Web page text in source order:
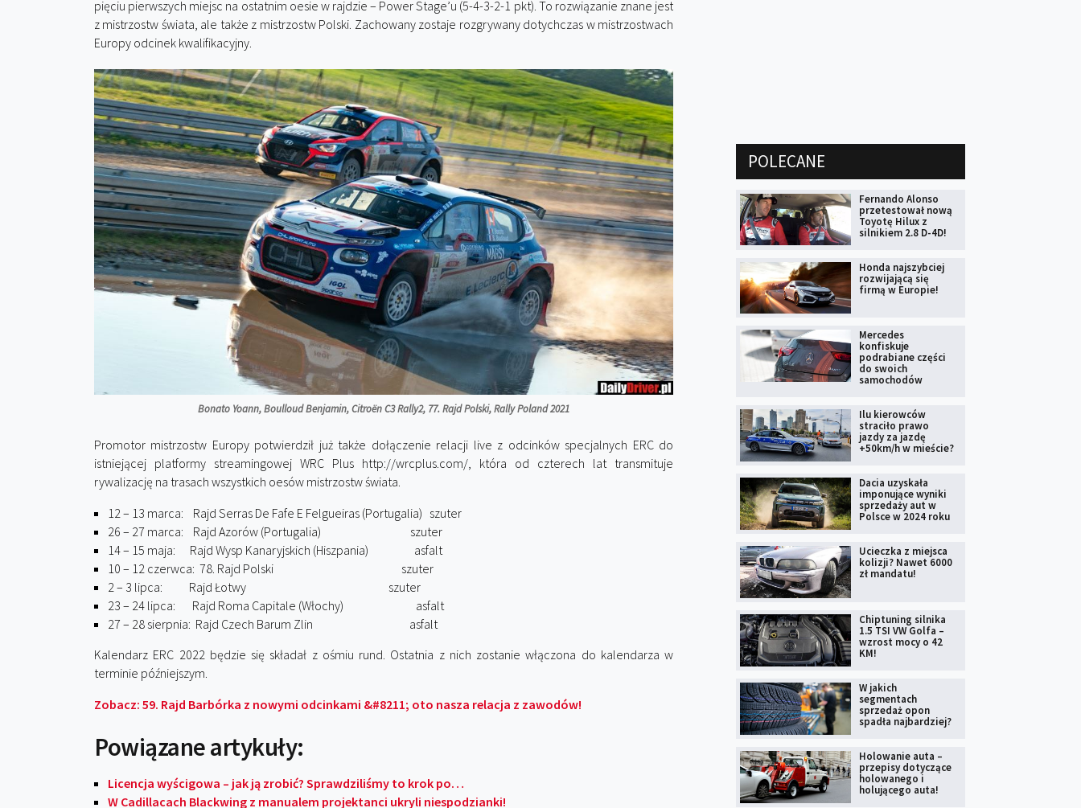
pięciu pierwszych miejsc na ostatnim oesie w rajdzie – Power Stage’u (5-4-3-2-1 pkt). To rozwiązanie znane jest
z mistrzostw świata, ale także z mistrzostw Polski. Zachowany zostaje rozgrywany dotychczas w mistrzostwach
Europy odcinek kwalifikacyjny.
Bonato Yoann, Boulloud Benjamin, Citroën C3 Rally2, 77. Rajd Polski, Rally Poland 2021
Promotor mistrzostw Europy potwierdził już także dołączenie relacji live z odcinków specjalnych ERC do
istniejącej platformy streamingowej WRC Plus http://wrcplus.com/, która od czterech lat transmituje
rywalizację na trasach wszystkich oesów mistrzostw świata.
12 – 13 marca: Rajd Serras De Fafe E Felgueiras (Portugalia) szuter
26 – 27 marca: Rajd Azorów (Portugalia) szuter
14 – 15 maja: Rajd Wysp Kanaryjskich (Hiszpania) asfalt
10 – 12 czerwca: 78. Rajd Polski szuter
2 – 3 lipca: Rajd Łotwy szuter
23 – 24 lipca: Rajd Roma Capitale (Włochy) asfalt
27 – 28 sierpnia: Rajd Czech Barum Zlin asfalt
Kalendarz ERC 2022 będzie się składał z ośmiu rund. Ostatnia z nich zostanie włączona do kalendarza w
terminie późniejszym.
Zobacz: 59. Rajd Barbórka z nowymi odcinkami &#8211; oto nasza relacja z zawodów!
Powiązane artykuły:
Licencja wyścigowa – jak ją zrobić? Sprawdziliśmy to krok po…
W Cadillacach Blackwing z manualem projektanci ukryli niespodzianki!
POLECANE
Fernando Alonso
przetestował nową
Toyotę Hilux z
silnikiem 2.8 D-4D!
Honda najszybciej
rozwijającą się
firmą w Europie!
Mercedes
konfiskuje
podrabiane części
do swoich
samochodów
Ilu kierowców
straciło prawo
jazdy za jazdę
+50km/h w mieście?
Dacia uzyskała
imponujące wyniki
sprzedaży aut w
Polsce w 2024 roku
Ucieczka z miejsca
kolizji? Nawet 6000
zł mandatu!
Chiptuning silnika
1.5 TSI VW Golfa –
wzrost mocy o 42
KM!
W jakich
segmentach
sprzedaż opon
spadła najbardziej?
Holowanie auta –
przepisy dotyczące
holowanego i
holującego auta!